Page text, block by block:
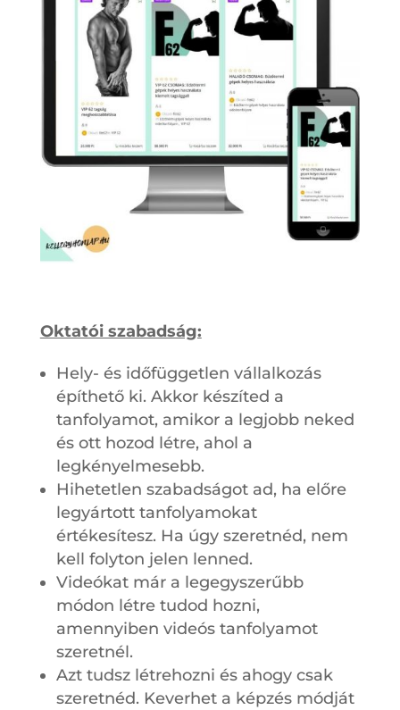
Oktatói szabadság:
Hely- és időfüggetlen vállalkozás
építhető ki. Akkor készíted a
tanfolyamot, amikor a legjobb neked
és ott hozod létre, ahol a
legkényelmesebb.
Hihetetlen szabadságot ad, ha előre
legyártott tanfolyamokat
értékesítesz. Ha úgy szeretnéd, nem
kell folyton jelen lenned.
Videókat már a legegyszerűbb
módon létre tudod hozni,
amennyiben videós tanfolyamot
szeretnél.
Azt tudsz létrehozni és ahogy csak
szeretnéd. Keverhet a képzés módját